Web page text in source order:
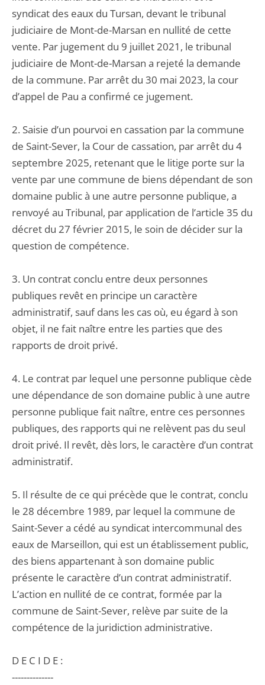
syndicat des eaux du Tursan, devant le tribunal
judiciaire de Mont-de-Marsan en nullité de cette
vente. Par jugement du 9 juillet 2021, le tribunal
judiciaire de Mont-de-Marsan a rejeté la demande
de la commune. Par arrêt du 30 mai 2023, la cour
d’appel de Pau a confirmé ce jugement.
2. Saisie d’un pourvoi en cassation par la commune
de Saint-Sever, la Cour de cassation, par arrêt du 4
septembre 2025, retenant que le litige porte sur la
vente par une commune de biens dépendant de son
domaine public à une autre personne publique, a
renvoyé au Tribunal, par application de l’article 35 du
décret du 27 février 2015, le soin de décider sur la
question de compétence.
3. Un contrat conclu entre deux personnes
publiques revêt en principe un caractère
administratif, sauf dans les cas où, eu égard à son
objet, il ne fait naître entre les parties que des
rapports de droit privé.
4. Le contrat par lequel une personne publique cède
une dépendance de son domaine public à une autre
personne publique fait naître, entre ces personnes
publiques, des rapports qui ne relèvent pas du seul
droit privé. Il revêt, dès lors, le caractère d’un contrat
administratif.
5. Il résulte de ce qui précède que le contrat, conclu
le 28 décembre 1989, par lequel la commune de
Saint-Sever a cédé au syndicat intercommunal des
eaux de Marseillon, qui est un établissement public,
des biens appartenant à son domaine public
présente le caractère d’un contrat administratif.
L’action en nullité de ce contrat, formée par la
commune de Saint-Sever, relève par suite de la
compétence de la juridiction administrative.
D E C I D E :
--------------